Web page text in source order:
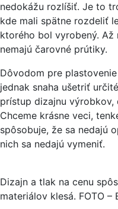
nedokážu rozlíšiť. Je to
kde mali spätne rozdeliť
ktorého bol vyrobený.
nemajú čarovné prútiky.
Dôvodom pre
jednak snaha ušetriť
prístup dizajnu výrobkov,
Chceme krásne veci,
spôsobuje, že sa nedajú
nich sa nedajú vymeniť.
Dizajn a tlak na cenu
materiálov klesá. FOTO –